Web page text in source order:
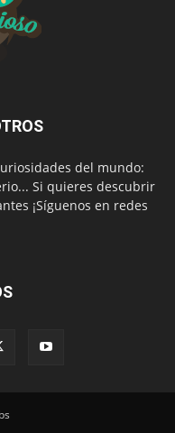
del mundo:
Si quieres descubrir
¡Síguenos en redes